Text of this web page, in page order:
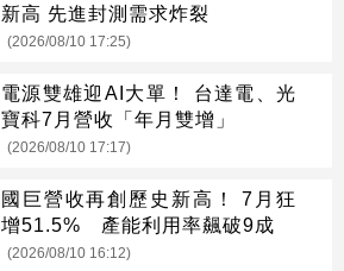
新高 先進封測需求炸裂
(2026/08/10 17:25)
電源雙雄迎AI大單！ 台達電、光
寶科7月營收「年月雙增」
(2026/08/10 17:17)
國巨營收再創歷史新高！ 7月狂
增51.5% 產能利用率飆破9成
(2026/08/10 16:12)